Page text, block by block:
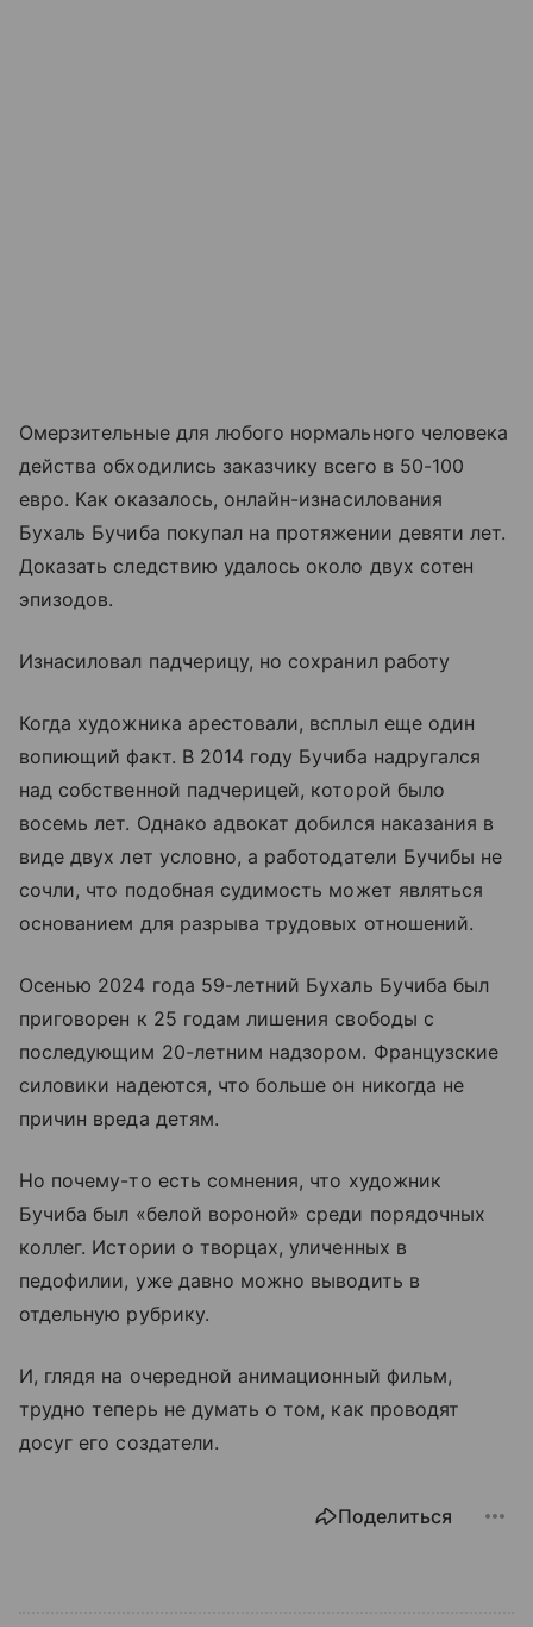
Омерзительные для любого нормального человека
действа обходились заказчику всего в 50-100
евро. Как оказалось, онлайн-изнасилования
Бухаль Бучиба покупал на протяжении девяти лет.
Доказать следствию удалось около двух сотен
эпизодов.
Изнасиловал падчерицу, но сохранил работу
Когда художника арестовали, всплыл еще один
вопиющий факт. В 2014 году Бучиба надругался
над собственной падчерицей, которой было
восемь лет. Однако адвокат добился наказания в
виде двух лет условно, а работодатели Бучибы не
сочли, что подобная судимость может являться
основанием для разрыва трудовых отношений.
Осенью 2024 года 59-летний Бухаль Бучиба был
приговорен к 25 годам лишения свободы с
последующим 20-летним надзором. Французские
силовики надеются, что больше он никогда не
причин вреда детям.
Но почему-то есть сомнения, что художник
Бучиба был «белой вороной» среди порядочных
коллег. Истории о творцах, уличенных в
педофилии, уже давно можно выводить в
отдельную рубрику.
И, глядя на очередной анимационный фильм,
трудно теперь не думать о том, как проводят
досуг его создатели.
Поделиться